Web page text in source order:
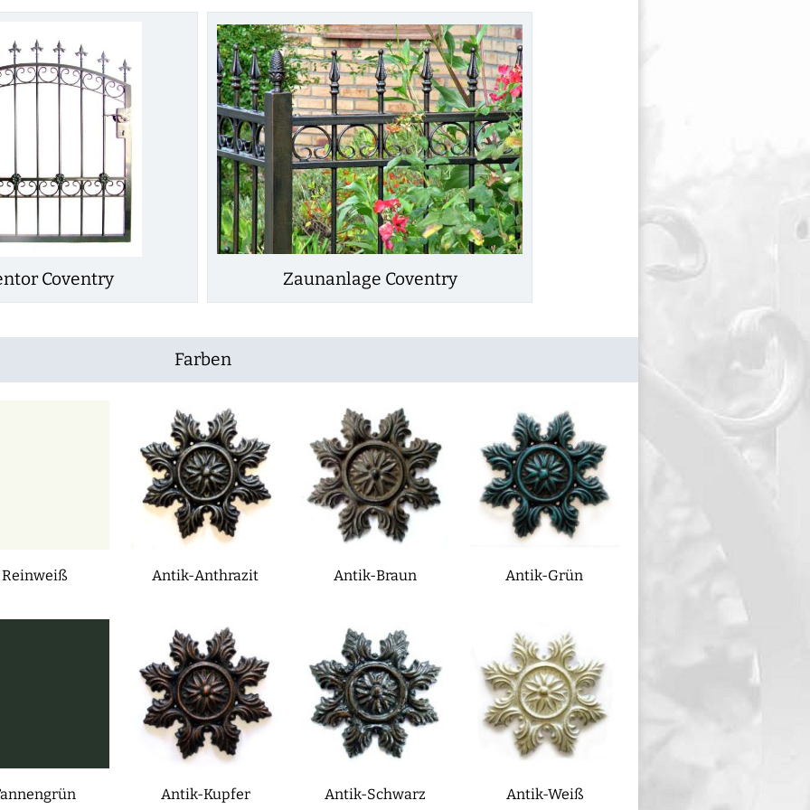
Coventry Zaunanlage Coventry
Farben
Reinweiß Antik-Anthrazit Antik-Braun Antik-Grün
Antik-Kupfer Antik-Schwarz Antik-Weiß